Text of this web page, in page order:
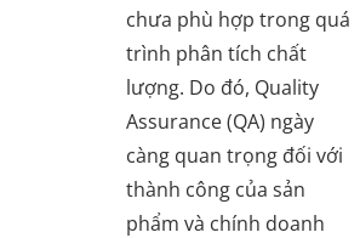
chưa phù hợp trong quá
trình phân tích chất
lượng. Do đó, Quality
Assurance (QA) ngày
càng quan trọng đối với
thành công của sản
phẩm và chính doanh